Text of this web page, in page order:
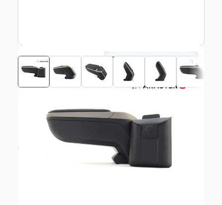
Klik om te vergroten
Bekijk montagehandleiding
€ 95,04
incl. BTW